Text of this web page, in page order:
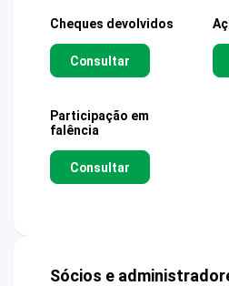
Cheques devolvidos
Consultar
Participação em
falência
Consultar
Sócios e